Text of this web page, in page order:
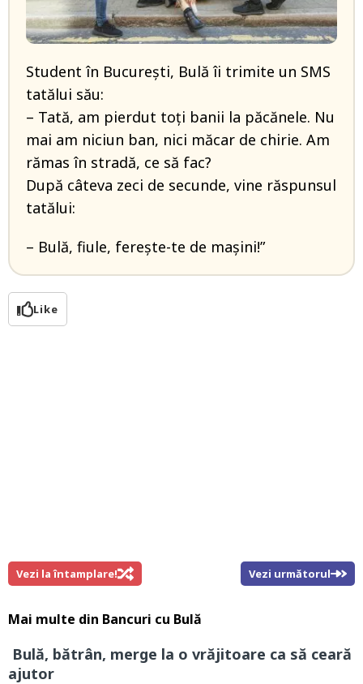
Student în București, Bulă îi trimite un SMS
tatălui său:
– Tată, am pierdut toți banii la păcănele. Nu
mai am niciun ban, nici măcar de chirie. Am
rămas în stradă, ce să fac?
După câteva zeci de secunde, vine răspunsul
tatălui:
– Bulă, fiule, ferește-te de mașini!”
Like
Vezi la întamplare! Vezi următorul
Mai multe din Bancuri cu Bulă
Bulă, bătrân, merge la o vrăjitoare ca să ceară
ajutor